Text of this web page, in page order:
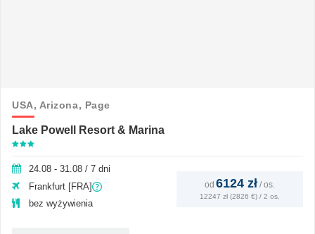
USA, Arizona, Page
Lake Powell Resort & Marina
24.08 - 31.08 / 7 dni
Frankfurt [FRA]
bez wyżywienia
od 6124 zł / os.
12247 zł (2826 €) / 2 os.